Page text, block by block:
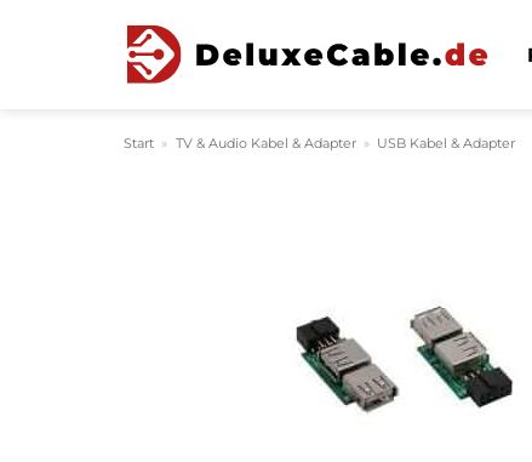
Start » TV & Audio Kabel & Adapter » USB Kabel & Adapter